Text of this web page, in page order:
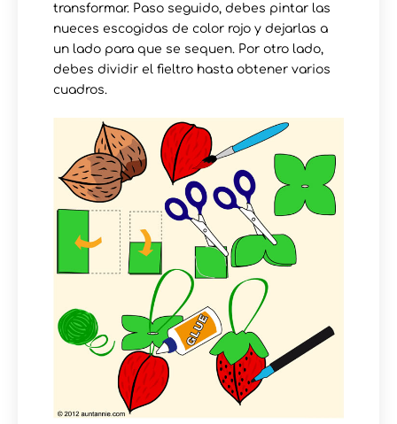
transformar. Paso seguido, debes pintar las
nueces escogidas de color rojo y dejarlas a
un lado para que se sequen. Por otro lado,
debes dividir el fieltro hasta obtener varios
cuadros.